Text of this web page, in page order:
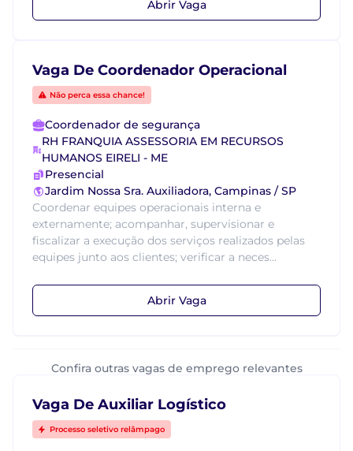
Abrir Vaga
Vaga De Coordenador Operacional
Não perca essa chance!
Coordenador de segurança
RH FRANQUIA ASSESSORIA EM RECURSOS
HUMANOS EIRELI - ME
Presencial
Jardim Nossa Sra. Auxiliadora, Campinas / SP
Coordenar equipes operacionais interna e
externamente; acompanhar, supervisionar e
fiscalizar a execução dos serviços realizados pelas
equipes junto aos clientes; verificar a neces...
Abrir Vaga
Confira outras vagas de emprego relevantes
Vaga De Auxiliar Logístico
Processo seletivo relâmpago